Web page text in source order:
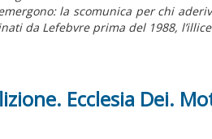
la scomunica per chi
da Lefebvre prima del 1988,
Ecclesia Dei.